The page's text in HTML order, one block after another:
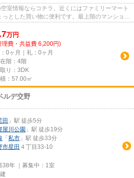
室情報ならコチラ。近くにはファミリーマート
とした買い物に便利です。最上階のマンション
万円
理費・共益費 6,200円)
0ヶ月｜礼：0ヶ月
階：4階
り：3DK
：57.00㎡
ルデ交野
田 」駅 徒歩5分
屋川公園 」駅 徒歩19分
「 私市 」駅 徒歩33分
市星田 ４丁目33-10
年 ｜募集中： 1室